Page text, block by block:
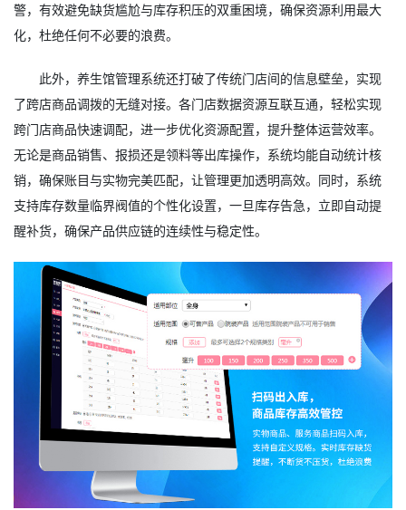
警，有效避免缺货尴尬与库存积压的双重困境，确保资源利用最大
化，杜绝任何不必要的浪费。
此外，养生馆管理系统还打破了传统门店间的信息壁垒，实现
了跨店商品调拨的无缝对接。各门店数据资源互联互通，轻松实现
跨门店商品快速调配，进一步优化资源配置，提升整体运营效率。
无论是商品销售、报损还是领料等出库操作，系统均能自动统计核
销，确保账目与实物完美匹配，让管理更加透明高效。同时，系统
支持库存数量临界阀值的个性化设置，一旦库存告急，立即自动提
醒补货，确保产品供应链的连续性与稳定性。